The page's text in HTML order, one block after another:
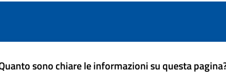
sono chiare le informazioni su questa